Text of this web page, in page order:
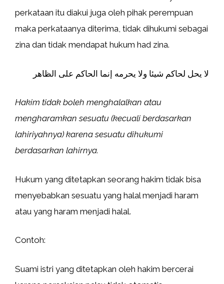
perkataan itu diakui juga oleh pihak perempuan
maka perkataanya diterima, tidak dihukumi sebagai
zina dan tidak mendapat hukum had zina.
لا يحل لحاكم شيئا ولا يحرمه إنما الحاكم على الظاهر
Hakim tidak boleh menghalalkan atau
mengharamkan sesuatu (kecuali berdasarkan
lahiriyahnya) karena sesuatu dihukumi
berdasarkan lahirnya.
Hukum yang ditetapkan seorang hakim tidak bisa
menyebabkan sesuatu yang halal menjadi haram
atau yang haram menjadi halal.
Contoh:
Suami istri yang ditetapkan oleh hakim bercerai